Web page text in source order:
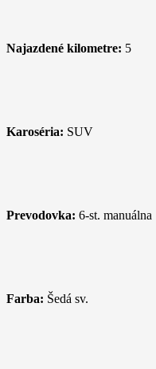
Najazdené kilometre: 5
Karoséria: SUV
Prevodovka: 6-st. manuálna
Farba: Šedá sv.